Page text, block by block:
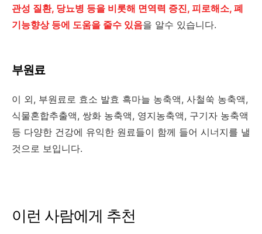
관성 질환, 당뇨병 등을 비롯해 면역력 증진, 피로해소, 폐
기능향상 등에 도움을 줄수 있음을 알수 있습니다.
부원료
이 외, 부원료로 효소 발효 흑마늘 농축액, 사철쑥 농축액,
식물혼합추출액, 쌍화 농축액, 영지농축액, 구기자 농축액
등 다양한 건강에 유익한 원료들이 함께 들어 시너지를 낼
것으로 보입니다.
이런 사람에게 추천